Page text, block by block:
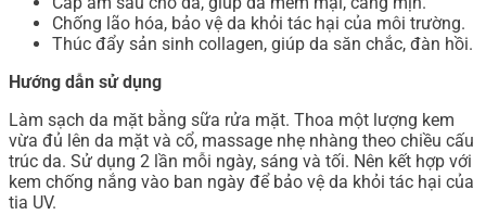
Chống lão hóa, bảo vệ da khỏi tác hại của môi trường.
Thúc đẩy sản sinh collagen, giúp da săn chắc, đàn hồi.
Hướng dẫn sử dụng
Làm sạch da mặt bằng sữa rửa mặt. Thoa một lượng kem
vừa đủ lên da mặt và cổ, massage nhẹ nhàng theo chiều cấu
trúc da. Sử dụng 2 lần mỗi ngày, sáng và tối. Nên kết hợp với
kem chống nắng vào ban ngày để bảo vệ da khỏi tác hại của
tia UV.